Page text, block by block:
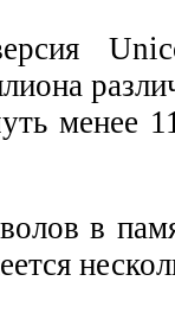
менее
в